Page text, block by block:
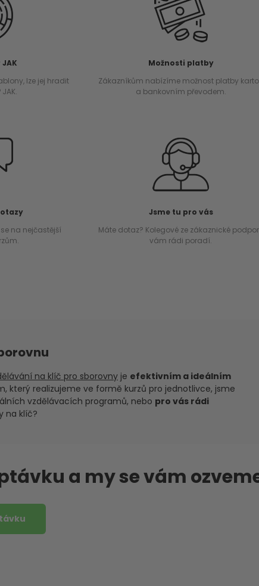
lze jej hradit
Možnosti platby
Zákazníkům nabízíme možnost platby
a bankovním převodem.
na nejčastější
Jsme tu pro vás
Máte dotaz? Kolegové ze zákaznické
vám rádi poradí.
na klíč pro sborovny je efektivním a ideálním
který realizujeme ve formě kurzů pro jednotlivce, jsme
vzdělávacích programů, nebo pro vás rádi
na klíč?
a my se vám